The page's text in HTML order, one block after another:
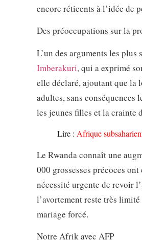
encore réticents à l’idée de
Des préoccupations sur la
L’un des arguments les
Imberakuri, qui a exprimé
elle déclaré, ajoutant que la
adultes, sans
les jeunes filles et la crainte
Lire : Afrique
Le Rwanda connaît une
000 grossesses précoces
nécessité urgente de revoir
l’avortement reste très
mariage forcé.
Notre Afrik avec AFP